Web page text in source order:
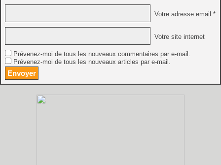
Votre adresse email *
Votre site internet
Prévenez-moi de tous les nouveaux commentaires par e-mail.
Prévenez-moi de tous les nouveaux articles par e-mail.